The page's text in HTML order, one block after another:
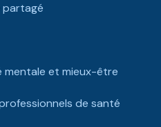
partagé
mentale et mieux-être
de santé